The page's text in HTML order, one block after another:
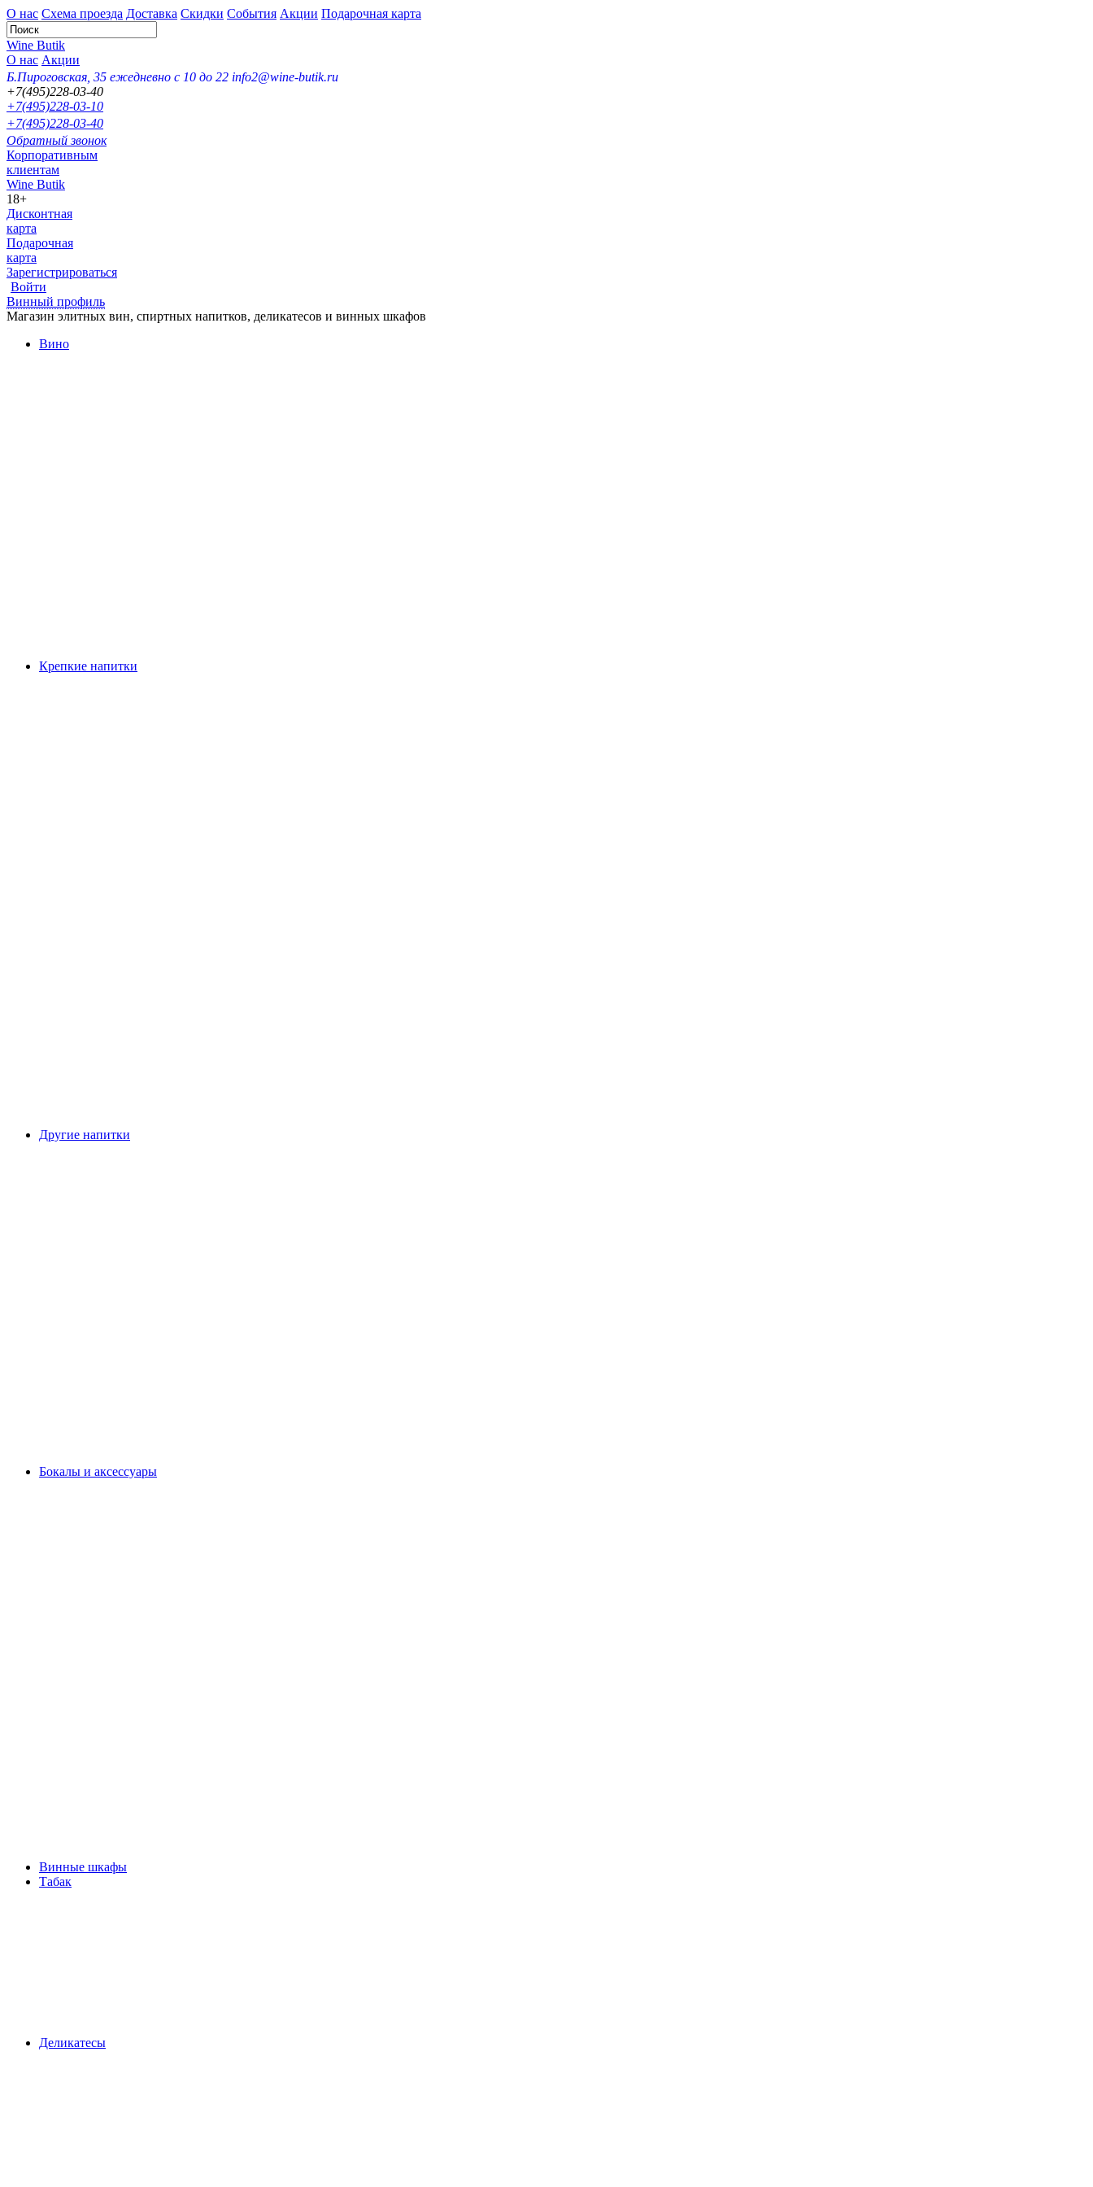
О нас Схема проезда Доставка Скидки События Акции Подарочная карта
Wine Butik
О нас Акции
Б.Пироговская, 35 ежедневно с 10 до 22 info2@wine-butik.ru
+7(495)228-03-40
+7(495)228-03-10
+7(495)228-03-40
Обратный звонок
Корпоративным
клиентам
Wine Butik
18+
Дисконтная
карта
Подарочная
карта
Зарегистрироваться
Войти
Винный профиль
Магазин элитных вин, спиртных напитков, деликатесов и винных шкафов
Вино
Крепкие напитки
Другие напитки
Бокалы и аксессуары
Винные шкафы
Табак
Деликатесы